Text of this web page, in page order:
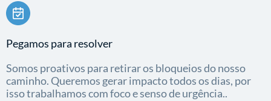
Pegamos para resolver
Somos proativos para retirar os bloqueios do nosso
caminho. Queremos gerar impacto todos os dias, por
isso trabalhamos com foco e senso de urgência..